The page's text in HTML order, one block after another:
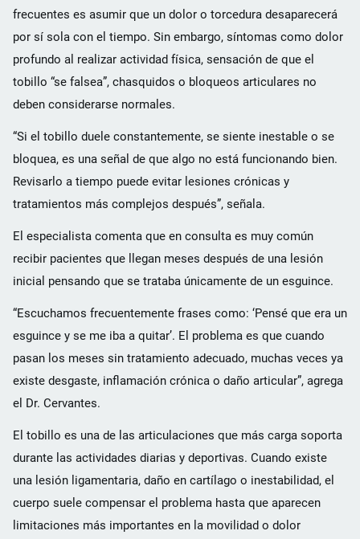
frecuentes es asumir que un dolor o torcedura desaparecerá
por sí sola con el tiempo. Sin embargo, síntomas como dolor
profundo al realizar actividad física, sensación de que el
tobillo “se falsea”, chasquidos o bloqueos articulares no
deben considerarse normales.
“Si el tobillo duele constantemente, se siente inestable o se
bloquea, es una señal de que algo no está funcionando bien.
Revisarlo a tiempo puede evitar lesiones crónicas y
tratamientos más complejos después”, señala.
El especialista comenta que en consulta es muy común
recibir pacientes que llegan meses después de una lesión
inicial pensando que se trataba únicamente de un esguince.
“Escuchamos frecuentemente frases como: ‘Pensé que era un
esguince y se me iba a quitar’. El problema es que cuando
pasan los meses sin tratamiento adecuado, muchas veces ya
existe desgaste, inflamación crónica o daño articular”, agrega
el Dr. Cervantes.
El tobillo es una de las articulaciones que más carga soporta
durante las actividades diarias y deportivas. Cuando existe
una lesión ligamentaria, daño en cartílago o inestabilidad, el
cuerpo suele compensar el problema hasta que aparecen
limitaciones más importantes en la movilidad o dolor